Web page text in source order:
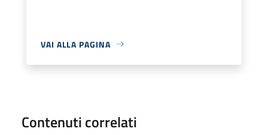
VAI ALLA PAGINA
Contenuti correlati